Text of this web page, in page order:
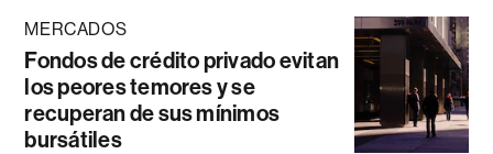
MERCADOS
Fondos de crédito privado evitan
los peores temores y se
recuperan de sus mínimos
bursátiles